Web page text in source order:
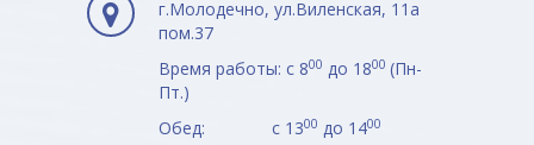
г.Молодечно, ул.Виленская, 11а
пом.37
Время работы: с 800 до 1800 (Пн-
Пт.)
Обед: с 1300 до 1400